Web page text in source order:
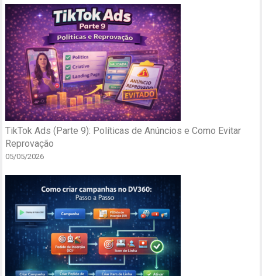
TikTok Ads (Parte 9): Políticas de Anúncios e Como Evitar
Reprovação
05/05/2026